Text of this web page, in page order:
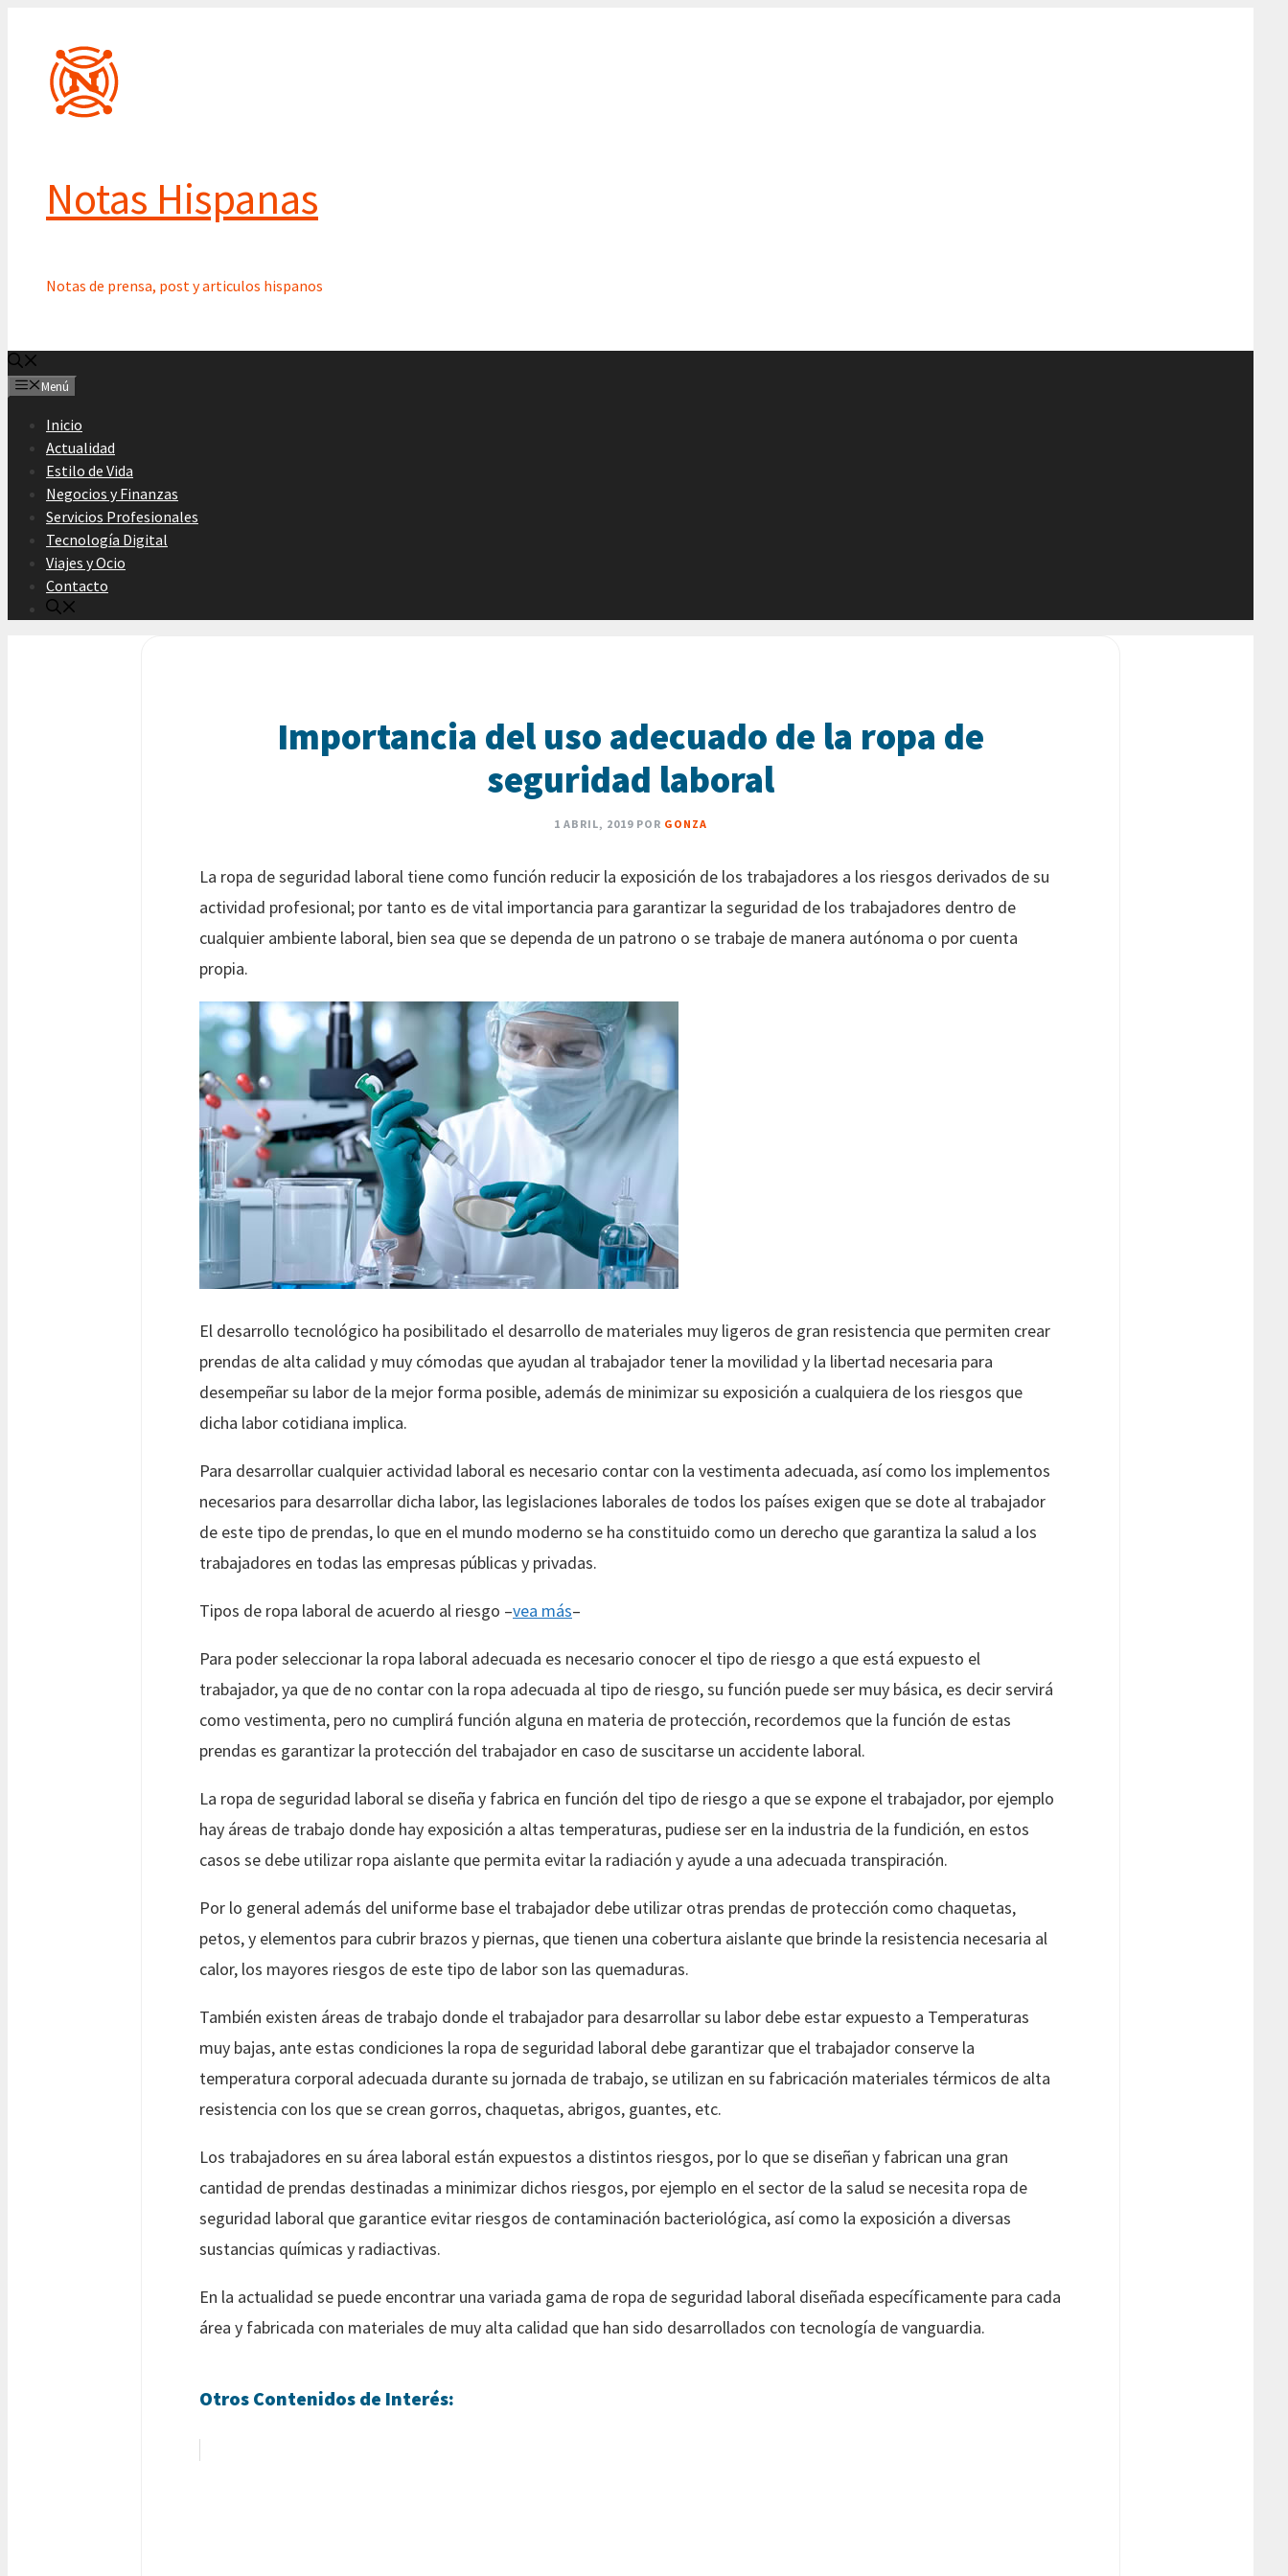
contenido
Notas Hispanas
Notas de prensa, post y articulos hispanos
Menú
Inicio
Actualidad
Estilo de Vida
Negocios y Finanzas
Servicios Profesionales
Tecnología Digital
Viajes y Ocio
Contacto
Importancia del uso adecuado de la ropa de
seguridad laboral
1 ABRIL, 2019 POR GONZA
La ropa de seguridad laboral tiene como función reducir la exposición de los trabajadores a los riesgos derivados de su
actividad profesional; por tanto es de vital importancia para garantizar la seguridad de los trabajadores dentro de
cualquier ambiente laboral, bien sea que se dependa de un patrono o se trabaje de manera autónoma o por cuenta
propia.
El desarrollo tecnológico ha posibilitado el desarrollo de materiales muy ligeros de gran resistencia que permiten crear
prendas de alta calidad y muy cómodas que ayudan al trabajador tener la movilidad y la libertad necesaria para
desempeñar su labor de la mejor forma posible, además de minimizar su exposición a cualquiera de los riesgos que
dicha labor cotidiana implica.
Para desarrollar cualquier actividad laboral es necesario contar con la vestimenta adecuada, así como los implementos
necesarios para desarrollar dicha labor, las legislaciones laborales de todos los países exigen que se dote al trabajador
de este tipo de prendas, lo que en el mundo moderno se ha constituido como un derecho que garantiza la salud a los
trabajadores en todas las empresas públicas y privadas.
Tipos de ropa laboral de acuerdo al riesgo –vea más–
Para poder seleccionar la ropa laboral adecuada es necesario conocer el tipo de riesgo a que está expuesto el
trabajador, ya que de no contar con la ropa adecuada al tipo de riesgo, su función puede ser muy básica, es decir servirá
como vestimenta, pero no cumplirá función alguna en materia de protección, recordemos que la función de estas
prendas es garantizar la protección del trabajador en caso de suscitarse un accidente laboral.
La ropa de seguridad laboral se diseña y fabrica en función del tipo de riesgo a que se expone el trabajador, por ejemplo
hay áreas de trabajo donde hay exposición a altas temperaturas, pudiese ser en la industria de la fundición, en estos
casos se debe utilizar ropa aislante que permita evitar la radiación y ayude a una adecuada transpiración.
Por lo general además del uniforme base el trabajador debe utilizar otras prendas de protección como chaquetas,
petos, y elementos para cubrir brazos y piernas, que tienen una cobertura aislante que brinde la resistencia necesaria al
calor, los mayores riesgos de este tipo de labor son las quemaduras.
También existen áreas de trabajo donde el trabajador para desarrollar su labor debe estar expuesto a Temperaturas
muy bajas, ante estas condiciones la ropa de seguridad laboral debe garantizar que el trabajador conserve la
temperatura corporal adecuada durante su jornada de trabajo, se utilizan en su fabricación materiales térmicos de alta
resistencia con los que se crean gorros, chaquetas, abrigos, guantes, etc.
Los trabajadores en su área laboral están expuestos a distintos riesgos, por lo que se diseñan y fabrican una gran
cantidad de prendas destinadas a minimizar dichos riesgos, por ejemplo en el sector de la salud se necesita ropa de
seguridad laboral que garantice evitar riesgos de contaminación bacteriológica, así como la exposición a diversas
sustancias químicas y radiactivas.
En la actualidad se puede encontrar una variada gama de ropa de seguridad laboral diseñada específicamente para cada
área y fabricada con materiales de muy alta calidad que han sido desarrollados con tecnología de vanguardia.
Otros Contenidos de Interés: